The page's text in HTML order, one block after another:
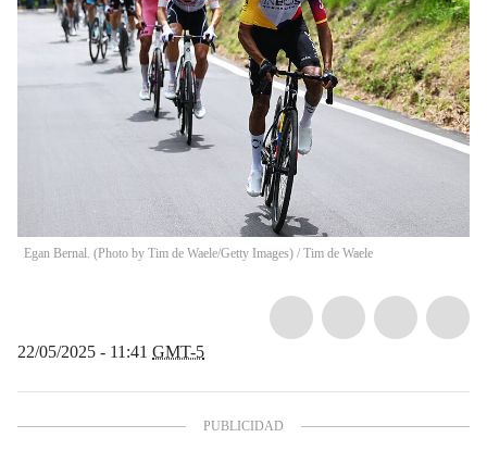
Egan Bernal. (Photo by Tim de Waele/Getty Images) / Tim de Waele
22/05/2025 - 11:41 GMT-5